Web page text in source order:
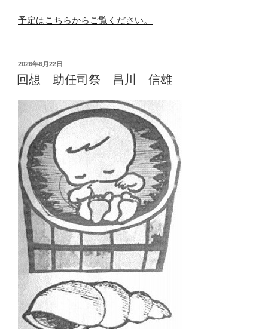
予定はこちらからご覧ください。
投
稿
日:
2026年6月22日
回想 助任司祭 昌川 信雄